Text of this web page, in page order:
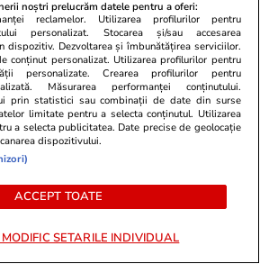
au fost
Unde
13:50
Ciprian
noștri prelucrăm datele pentru a oferi:
reclamelor. Utilizarea profilurilor pentru
personalizat. Stocarea și/sau accesarea
dispozitiv. Dezvoltarea și îmbunătățirea serviciilor.
conținut personalizat. Utilizarea profilurilor pentru
personalizate. Crearea profilurilor pentru
Măsurarea performanței conținutului.
prin statistici sau combinații de date din surse
limitate pentru a selecta conținutul. Utilizarea
a selecta publicitatea. Date precise de geolocație
dispozitivului.
ACCEPT TOATE
SETARILE INDIVIDUAL